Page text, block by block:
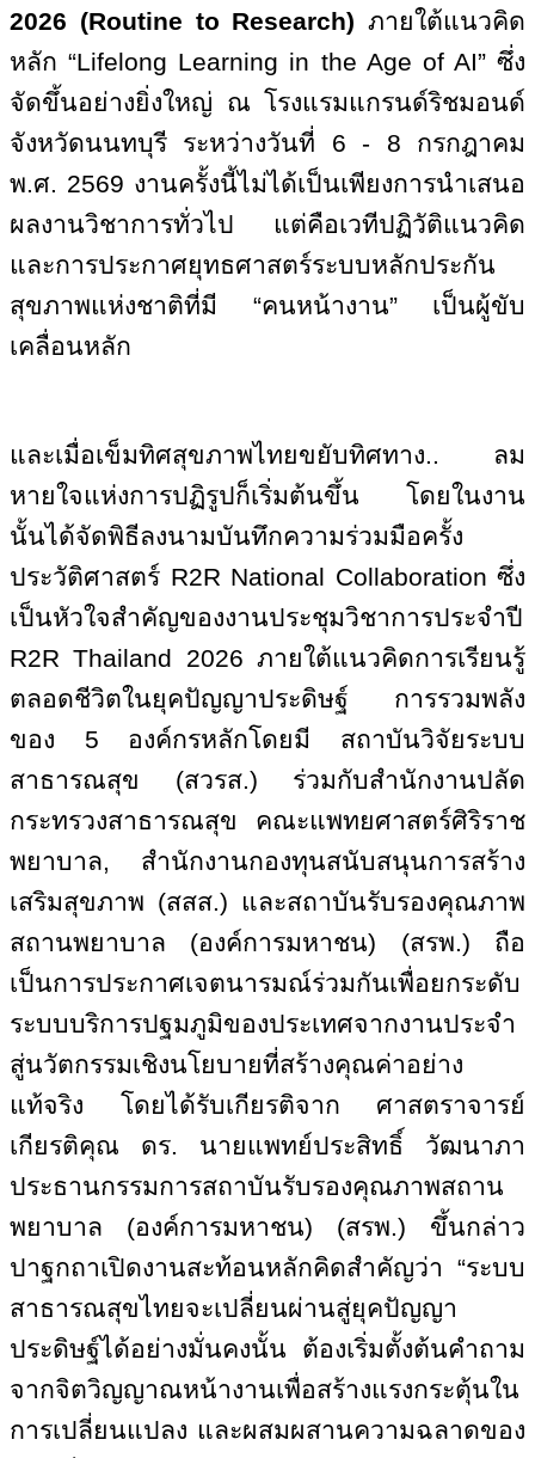
2026 (Routine to Research) ภายใต้แนวคิด
หลัก “Lifelong Learning in the Age of AI” ซึ่ง
จัดขึ้นอย่างยิ่งใหญ่ ณ โรงแรมแกรนด์ริชมอนด์
จังหวัดนนทบุรี ระหว่างวันที่ 6 - 8 กรกฎาคม
พ.ศ. 2569 งานครั้งนี้ไม่ได้เป็นเพียงการนำเสนอ
ผลงานวิชาการทั่วไป แต่คือเวทีปฏิวัติแนวคิด
และการประกาศยุทธศาสตร์ระบบหลักประกัน
สุขภาพแห่งชาติที่มี “คนหน้างาน” เป็นผู้ขับ
เคลื่อนหลัก
และเมื่อเข็มทิศสุขภาพไทยขยับทิศทาง.. ลม
หายใจแห่งการปฏิรูปก็เริ่มต้นขึ้น โดยในงาน
นั้นได้จัดพิธีลงนามบันทึกความร่วมมือครั้ง
ประวัติศาสตร์ R2R National Collaboration ซึ่ง
เป็นหัวใจสำคัญของงานประชุมวิชาการประจำปี
R2R Thailand 2026 ภายใต้แนวคิดการเรียนรู้
ตลอดชีวิตในยุคปัญญาประดิษฐ์ การรวมพลัง
ของ 5 องค์กรหลักโดยมี สถาบันวิจัยระบบ
สาธารณสุข (สวรส.) ร่วมกับสำนักงานปลัด
กระทรวงสาธารณสุข คณะแพทยศาสตร์ศิริราช
พยาบาล, สำนักงานกองทุนสนับสนุนการสร้าง
เสริมสุขภาพ (สสส.) และสถาบันรับรองคุณภาพ
สถานพยาบาล (องค์การมหาชน) (สรพ.) ถือ
เป็นการประกาศเจตนารมณ์ร่วมกันเพื่อยกระดับ
ระบบบริการปฐมภูมิของประเทศจากงานประจำ
สู่นวัตกรรมเชิงนโยบายที่สร้างคุณค่าอย่าง
แท้จริง โดยได้รับเกียรติจาก ศาสตราจารย์
เกียรติคุณ ดร. นายแพทย์ประสิทธิ์ วัฒนาภา
ประธานกรรมการสถาบันรับรองคุณภาพสถาน
พยาบาล (องค์การมหาชน) (สรพ.) ขึ้นกล่าว
ปาฐกถาเปิดงานสะท้อนหลักคิดสำคัญว่า “ระบบ
สาธารณสุขไทยจะเปลี่ยนผ่านสู่ยุคปัญญา
ประดิษฐ์ได้อย่างมั่นคงนั้น ต้องเริ่มตั้งต้นคำถาม
จากจิตวิญญาณหน้างานเพื่อสร้างแรงกระตุ้นใน
การเปลี่ยนแปลง และผสมผสานความฉลาดของ